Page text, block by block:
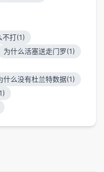
不打(1)
为什么活塞送走门罗(1)
什么没有杜兰特数据(1)